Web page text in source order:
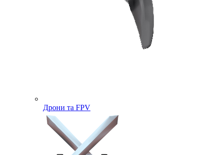
Дрони та FPV